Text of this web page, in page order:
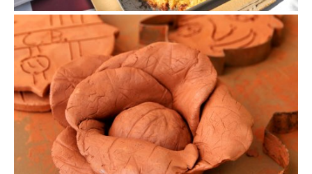
Fira de la col de la Roca del Vallès